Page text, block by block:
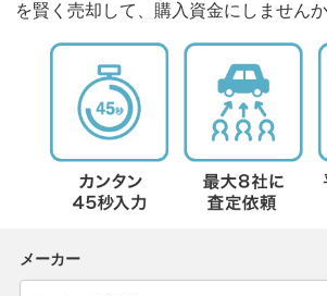
を賢く売却して、購入資金にしません
メーカー